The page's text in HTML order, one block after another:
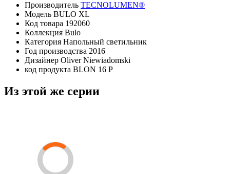
Производитель TECNOLUMEN®
Модель BULO XL
Код товара 192060
Коллекция Bulo
Категория Напольный светильник
Год производства 2016
Дизайнер Oliver Niewiadomski
код продукта BLON 16 P
Из этой же серии